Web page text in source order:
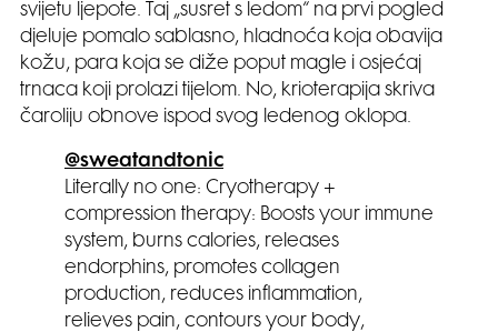
svijetu ljepote. Taj „susret s ledom“ na prvi pogled
djeluje pomalo sablasno, hladnoća koja obavija
kožu, para koja se diže poput magle i osjećaj
trnaca koji prolazi tijelom. No, krioterapija skriva
čaroliju obnove ispod svog ledenog oklopa.
@sweatandtonic
Literally no one: Cryotherapy +
compression therapy: Boosts your immune
system, burns calories, releases
endorphins, promotes collagen
production, reduces inflammation,
relieves pain, contours your body,